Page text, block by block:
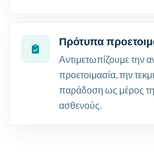
Πρότυπα
Αντιμετωπίζουμε την
προετοιμασία, την
παράδοση ως μέρος
ασθενούς.